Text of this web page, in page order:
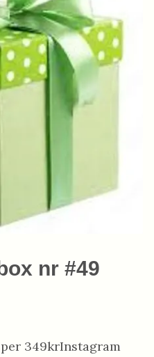
nr #49
349krInstagram